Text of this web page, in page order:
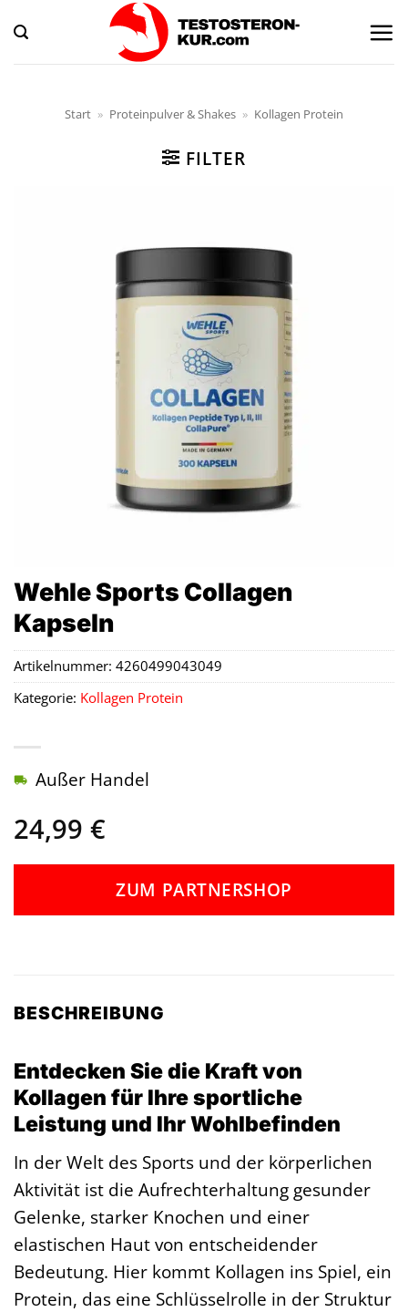
Inhalt
springen
Start » Proteinpulver & Shakes » Kollagen Protein
FILTER
Wehle Sports Collagen
Kapseln
24,99 €
Außer Handel
ZUM PARTNERSHOP
Artikelnummer: 4260499043049
Kategorie: Kollagen Protein
BESCHREIBUNG
Entdecken Sie die Kraft von
Kollagen für Ihre sportliche
Leistung und Ihr Wohlbefinden
In der Welt des Sports und der körperlichen
Aktivität ist die Aufrechterhaltung gesunder
Gelenke, starker Knochen und einer
elastischen Haut von entscheidender
Bedeutung. Hier kommt Kollagen ins Spiel, ein
Protein, das eine Schlüsselrolle in der Struktur